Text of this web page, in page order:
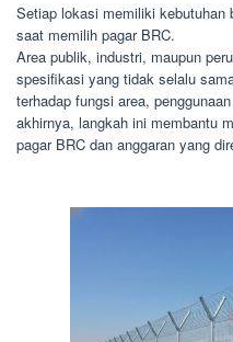
Setiap lokasi memiliki kebutuhan
saat memilih pagar BRC.
Area publik, industri, maupun
spesifikasi yang tidak selalu
terhadap fungsi area,
akhirnya, langkah ini membantu
pagar BRC dan anggaran yang